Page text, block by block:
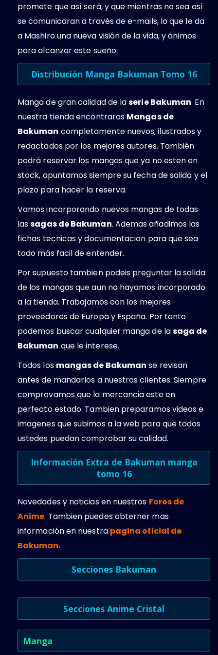
promete que así será, y que mientras no sea así
se comunicaran a través de e-mails, lo que le da
a Mashiro una nueva visión de la vida, y ánimos
para alcanzar este sueño.
Distribución Manga Bakuman Tomo 16
Manga de gran calidad de laserie Bakuman. En
nuestra tienda encontraras Mangas de
Bakuman completamente nuevos, ilustrados y
redactados por los mejores autores. También
podrá reservar los mangas que ya no esten en
stock, apuntamos siempre su fecha de salida y el
plazo para hacer la reserva.
Vamos incorporando nuevos mangas de todas
lassagas de Bakuman. Ademas añadimos las
fichas tecnicas y documentacion para que sea
todo más facil de entender.
Por supuesto tambien podeis preguntar la salida
de los mangas que aun no hayamos incorporado
a la tienda. Trabajamos con los mejores
proveedores de Europa y España. Por tanto
podemos buscar cualquier manga de lasaga de
Bakuman que le interese.
Todos los mangas de Bakuman se revisan
antes de mandarlos a nuestros clientes. Siempre
comprovamos que la mercancia este en
perfecto estado. Tambien preparamos videos e
imagenes que subimos a la web para que todos
ustedes puedan comprobar su calidad.
Información Extra de Bakuman manga
tomo 16
Novedades y noticias en nuestros Foros de
Anime. Tambien puedes obterner mas
información en nuestra pagina oficial de
Bakuman.
Secciones Bakuman
Secciones Anime Cristal
Manga